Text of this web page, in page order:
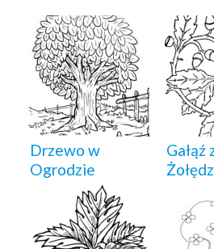
Drzewo w
Ogrodzie
Gałąź